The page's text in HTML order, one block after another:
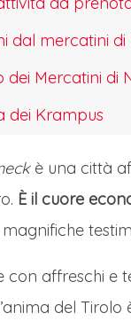
con oltre 40
cittadino
e
materie
corali,
si svolge
IN
dal mercatini di
dei Mercatini di
dei Krampus
è una città
È il cuore
con affreschi e
del Tirolo